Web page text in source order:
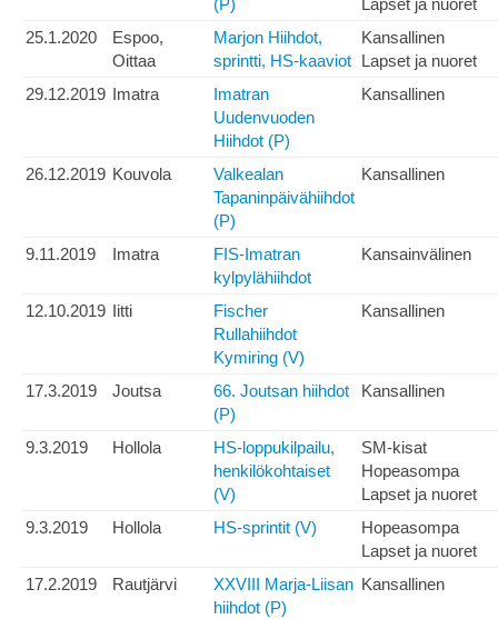
(P)
Lapset ja nuoret
25.1.2020
Espoo,
Oittaa
Marjon Hiihdot,
sprintti, HS-kaaviot
Kansallinen
Lapset ja nuoret
29.12.2019 Imatra
Imatran
Uudenvuoden
Hiihdot (P)
Kansallinen
26.12.2019 Kouvola
Valkealan
Tapaninpäivähiihdot
(P)
Kansallinen
9.11.2019 Imatra
FIS-Imatran
kylpylähiihdot
Kansainvälinen
12.10.2019 Iitti
Fischer
Rullahiihdot
Kymiring (V)
Kansallinen
17.3.2019 Joutsa
66. Joutsan hiihdot
(P)
Kansallinen
9.3.2019 Hollola
HS-loppukilpailu,
henkilökohtaiset
(V)
SM-kisat
Hopeasompa
Lapset ja nuoret
9.3.2019
Hollola HS-sprintit (V)
Hopeasompa
Lapset ja nuoret
17.2.2019
Rautjärvi
XXVIII Marja-Liisan
hiihdot (P)
Kansallinen